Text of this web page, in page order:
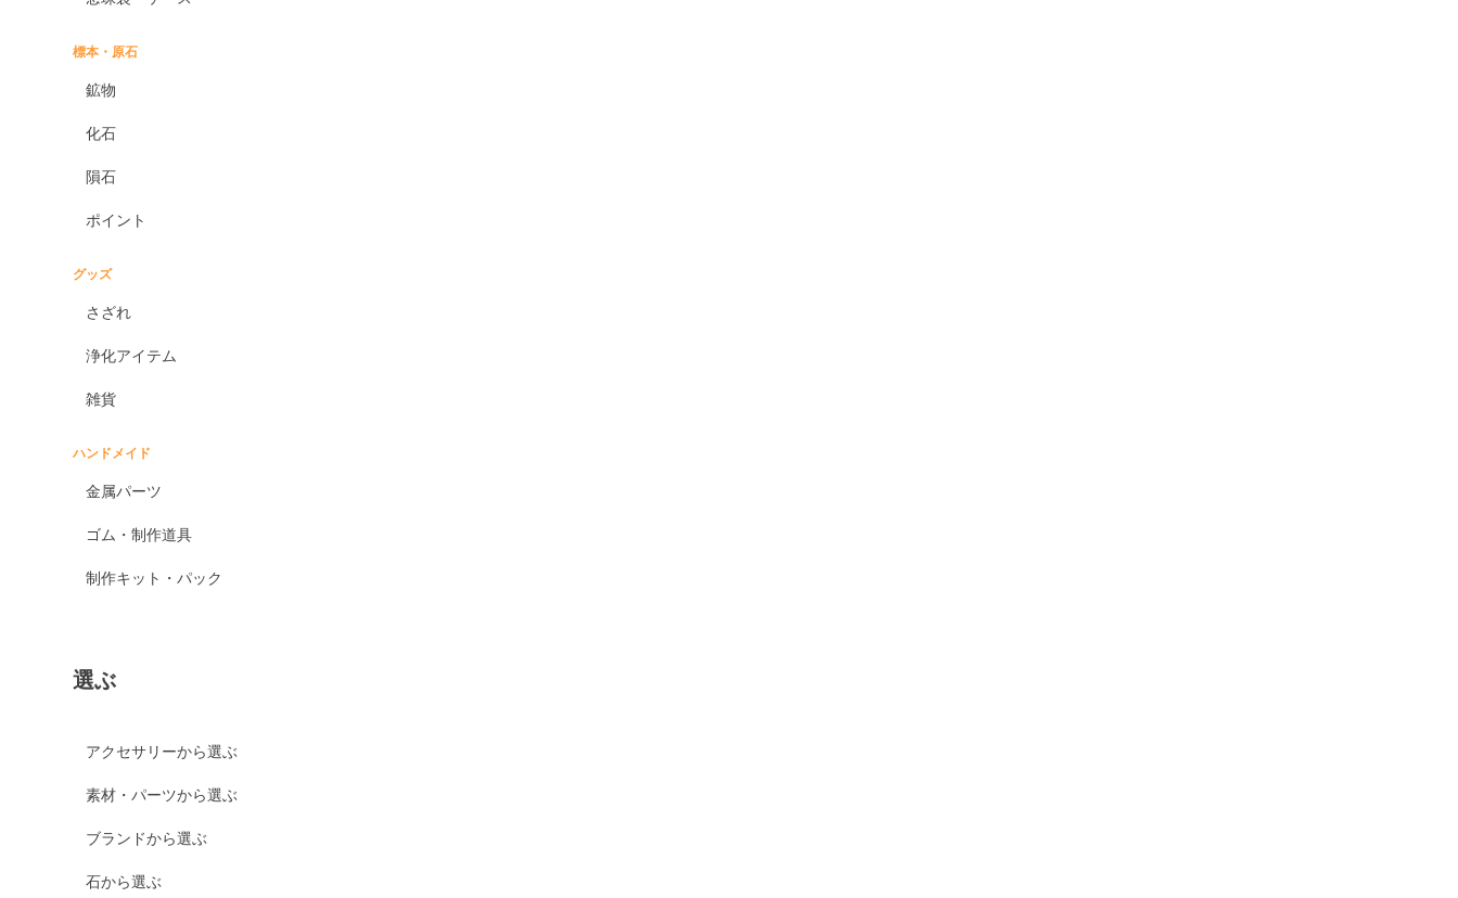
標本・原石
鉱物
化石
隕石
ポイント
グッズ
さざれ
浄化アイテム
雑貨
ハンドメイド
金属パーツ
ゴム・制作道具
制作キット・パック
選ぶ
アクセサリーから選ぶ
素材・パーツから選ぶ
ブランドから選ぶ
石から選ぶ